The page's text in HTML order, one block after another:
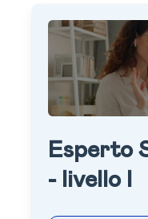
Esperto
- livello I